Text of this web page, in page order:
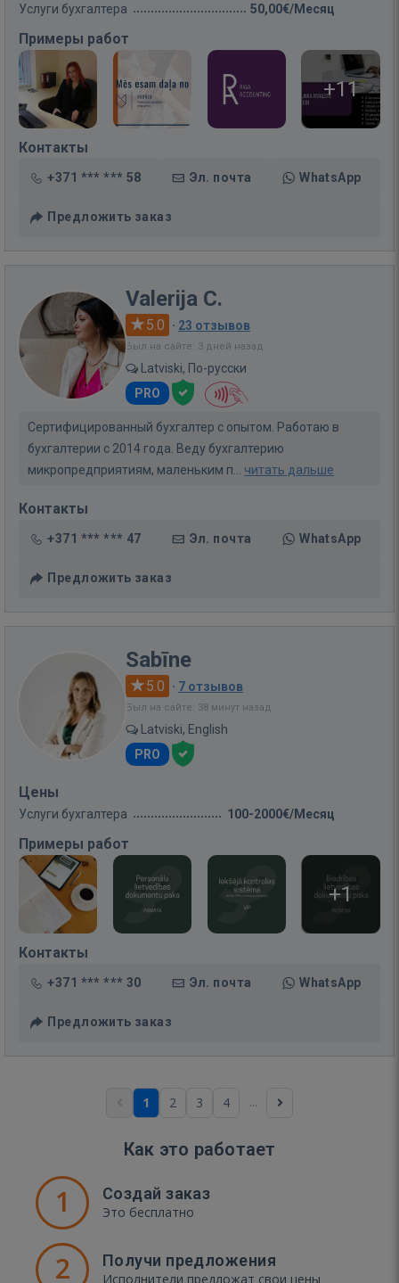
Услуги бухгалтера 50,00€/Месяц
Примеры работ
+11
Контакты
+371 *** *** 58 Эл. почта WhatsApp
Предложить заказ
Valerija C.
5.0 · 23 отзывов
Был на сайте: 3 дней назад
Latviski, По-русски
PRO
Сертифицированный бухгалтер с опытом. Работаю в
бухгалтерии с 2014 года. Веду бухгалтерию
микропредприятиям, маленьким п... читать дальше
Контакты
+371 *** *** 47 Эл. почта WhatsApp
Предложить заказ
Sabīne
5.0 · 7 отзывов
Был на сайте: 38 минут назад
Latviski, English
PRO
Цены
Услуги бухгалтера 100-2000€/Месяц
Примеры работ
+1
Контакты
+371 *** *** 30 Эл. почта WhatsApp
Предложить заказ
1 2 3 4 ...
Как это работает
1 Создай заказ
Это бесплатно
2 Получи предложения
Исполнители предложат свои цены